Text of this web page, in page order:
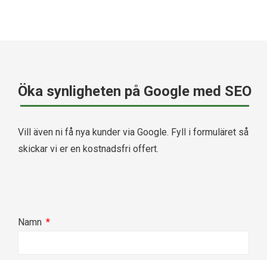
Öka synligheten på Google med SEO
Vill även ni få nya kunder via Google. Fyll i formuläret så
skickar vi er en kostnadsfri offert.
Namn